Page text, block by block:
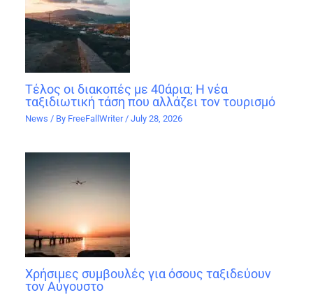
Τέλος οι διακοπές με 40άρια; Η νέα
ταξιδιωτική τάση που αλλάζει τον τουρισμό
News / By FreeFallWriter /July 28, 2026
Χρήσιμες συμβουλές για όσους ταξιδεύουν
τον Αύγουστο